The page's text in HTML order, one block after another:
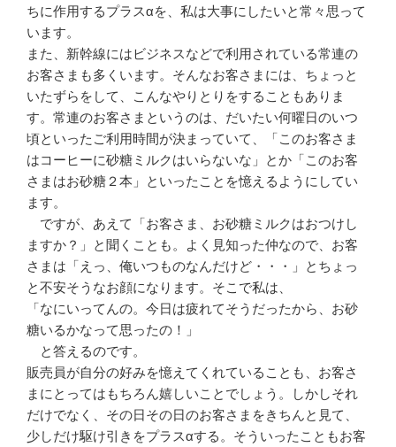
ちに作用するプラスαを、私は大事にしたいと常々思って
います。
また、新幹線にはビジネスなどで利用されている常連の
お客さまも多くいます。そんなお客さまには、ちょっと
いたずらをして、こんなやりとりをすることもありま
す。常連のお客さまというのは、だいたい何曜日のいつ
頃といったご利用時間が決まっていて、「このお客さま
はコーヒーに砂糖ミルクはいらないな」とか「このお客
さまはお砂糖２本」といったことを憶えるようにしてい
ます。
ですが、あえて「お客さま、お砂糖ミルクはおつけし
ますか？」と聞くことも。よく見知った仲なので、お客
さまは「えっ、俺いつものなんだけど・・・」とちょっ
と不安そうなお顔になります。そこで私は、
「なにいってんの。今日は疲れてそうだったから、お砂
糖いるかなって思ったの！」
と答えるのです。
販売員が自分の好みを憶えてくれていることも、お客さ
まにとってはもちろん嬉しいことでしょう。しかしそれ
だけでなく、その日その日のお客さまをきちんと見て、
少しだけ駆け引きをプラスαする。そういったこともお客